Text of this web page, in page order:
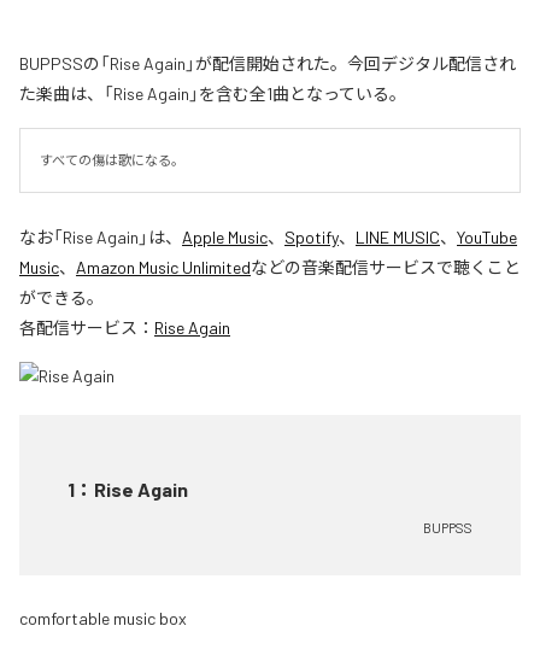
BUPPSSの「Rise Again」が配信開始された。今回デジタル配信され
た楽曲は、「Rise Again」を含む全1曲となっている。
すべての傷は歌になる。
なお「Rise Again 」は、 Apple Music、 Spotify、 LINE MUSIC、 YouTube
Music、 Amazon Music Unlimitedなどの音楽配信サービスで聴くこと
ができる。
各配信サービス： Rise Again
1 ： Rise Again
BUPPSS
comfortable music box